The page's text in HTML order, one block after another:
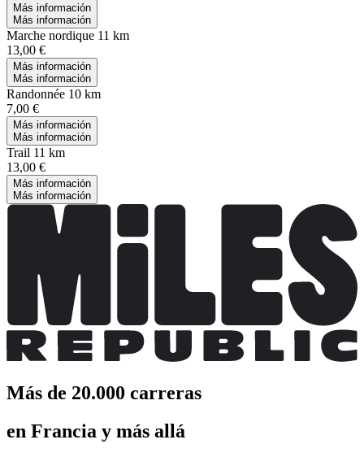
Más información
Más información
Marche nordique 11 km
13,00 €
Más información
Más información
Randonnée 10 km
7,00 €
Más información
Más información
Trail 11 km
13,00 €
Más información
Más información
Más de 20.000 carreras
en Francia y más allá